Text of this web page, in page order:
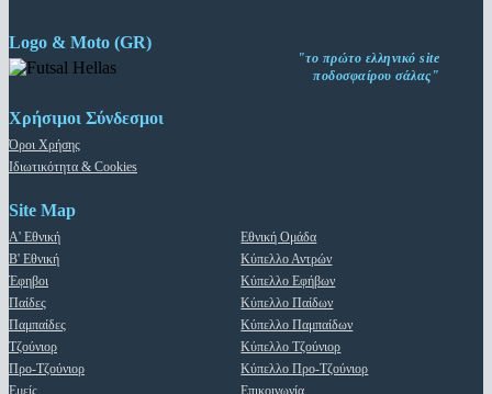
Logo & Moto (GR)
"το πρώτο ελληνικό site
ποδοσφαίρου σάλας"
Χρήσιμοι Σύνδεσμοι
Όροι Χρήσης
Ιδιωτικότητα & Cookies
Site Map
Α' Εθνική
Β' Εθνική
Έφηβοι
Παίδες
Παμπαίδες
Τζούνιορ
Προ-Τζούνιορ
Εμείς
Εθνική Ομάδα
Κύπελλο Αντρών
Κύπελλο Εφήβων
Κύπελλο Παίδων
Κύπελλο Παμπαίδων
Κύπελλο Τζούνιορ
Κύπελλο Προ-Τζούνιορ
Επικοινωνία